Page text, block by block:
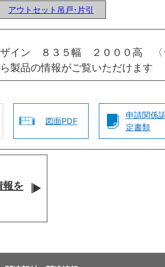
アウトセット吊戸･片引
イン ８３５幅 ２０００高
製品の情報がご覧いただけます
図面PDF
申請関係
定書類
報を